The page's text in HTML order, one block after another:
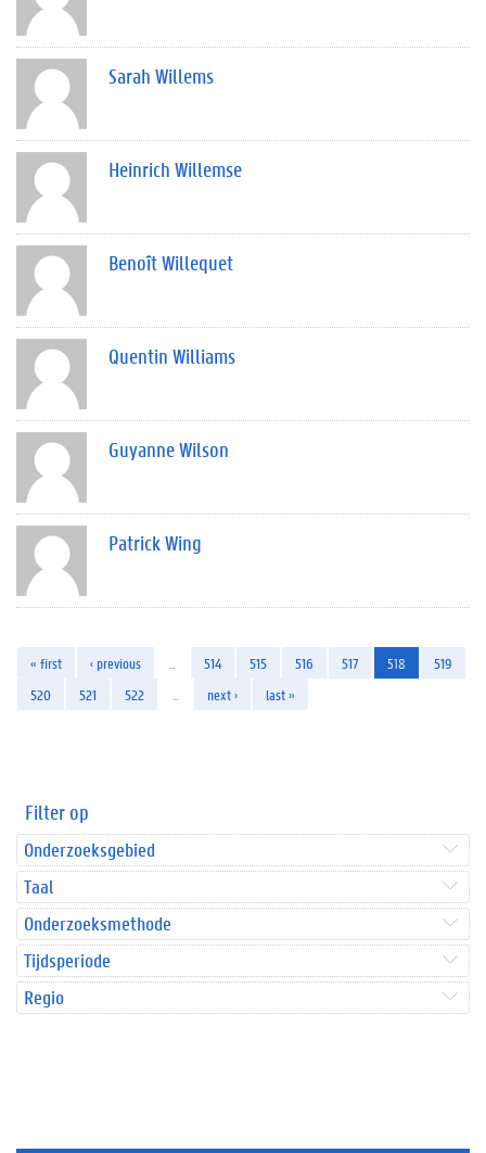
Sarah Willems
Heinrich Willemse
Benoît Willequet
Quentin Williams
Guyanne Wilson
Patrick Wing
« first ‹ previous 514 515 516 517 518
519
520
521 522 next › last »
Filter op
Onderzoeksgebied
Taal
Onderzoeksmethode
Tijdsperiode
Regio